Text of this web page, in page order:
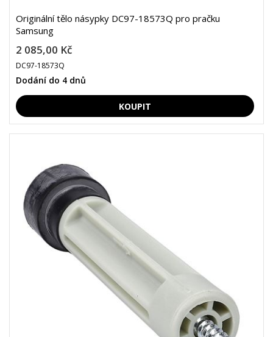
Originální tělo násypky DC97-18573Q pro pračku
Samsung
2 085,00 Kč
DC97-18573Q
Dodání do 4 dnů